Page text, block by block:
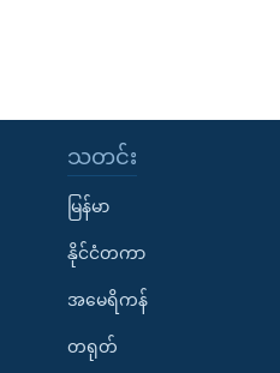
သတင်း
မြန်မာ
နိုင်ငံတကာ
အမေရိကန်
တရုတ်